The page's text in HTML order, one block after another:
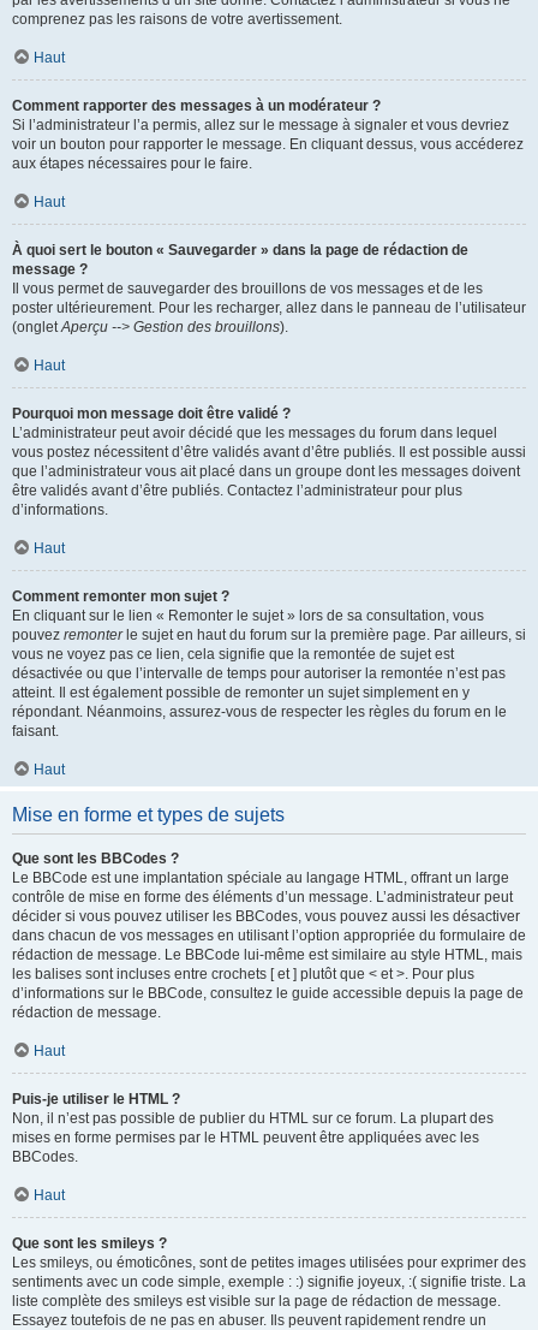
comprenez pas les raisons de votre avertissement.
Haut
Comment rapporter des messages à un modérateur ?
Si l’administrateur l’a permis, allez sur le message à signaler et vous devriez
voir un bouton pour rapporter le message. En cliquant dessus, vous accéderez
aux étapes nécessaires pour le faire.
Haut
À quoi sert le bouton « Sauvegarder » dans la page de rédaction de
message ?
Il vous permet de sauvegarder des brouillons de vos messages et de les
poster ultérieurement. Pour les recharger, allez dans le panneau de l’utilisateur
(ongletAperçu --> Gestion des brouillons).
Haut
Pourquoi mon message doit être validé ?
L’administrateur peut avoir décidé que les messages du forum dans lequel
vous postez nécessitent d’être validés avant d’être publiés. Il est possible aussi
que l’administrateur vous ait placé dans un groupe dont les messages doivent
être validés avant d’être publiés. Contactez l’administrateur pour plus
d’informations.
Haut
Comment remonter mon sujet ?
En cliquant sur le lien « Remonter le sujet » lors de sa consultation, vous
pouvez remonterle sujet en haut du forum sur la première page. Par ailleurs, si
vous ne voyez pas ce lien, cela signifie que la remontée de sujet est
désactivée ou que l’intervalle de temps pour autoriser la remontée n’est pas
atteint. Il est également possible de remonter un sujet simplement en y
répondant. Néanmoins, assurez-vous de respecter les règles du forum en le
faisant.
Haut
Mise en forme et types de sujets
Que sont les BBCodes ?
Le BBCode est une implantation spéciale au langage HTML, offrant un large
contrôle de mise en forme des éléments d’un message. L’administrateur peut
décider si vous pouvez utiliser les BBCodes, vous pouvez aussi les désactiver
dans chacun de vos messages en utilisant l’option appropriée du formulaire de
rédaction de message. Le BBCode lui-même est similaire au style HTML, mais
les balises sont incluses entre crochets [ et ] plutôt que < et >. Pour plus
d’informations sur le BBCode, consultez le guide accessible depuis la page de
rédaction de message.
Haut
Puis-je utiliser le HTML ?
Non, il n’est pas possible de publier du HTML sur ce forum. La plupart des
mises en forme permises par le HTML peuvent être appliquées avec les
BBCodes.
Haut
Que sont les smileys ?
Les smileys, ou émoticônes, sont de petites images utilisées pour exprimer des
sentiments avec un code simple, exemple : :) signifie joyeux, :( signifie triste. La
liste complète des smileys est visible sur la page de rédaction de message.
Essayez toutefois de ne pas en abuser. Ils peuvent rapidement rendre un